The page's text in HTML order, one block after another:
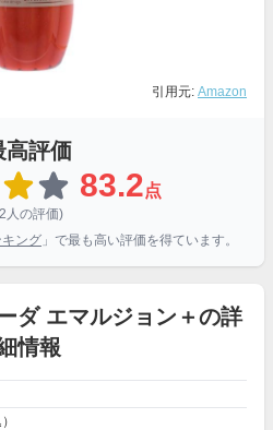
引用元: Amazon
高評価
83.2点
人の評価)
ング 」で最も高い評価を得ています。
ダ エマルジョン＋の詳
情報